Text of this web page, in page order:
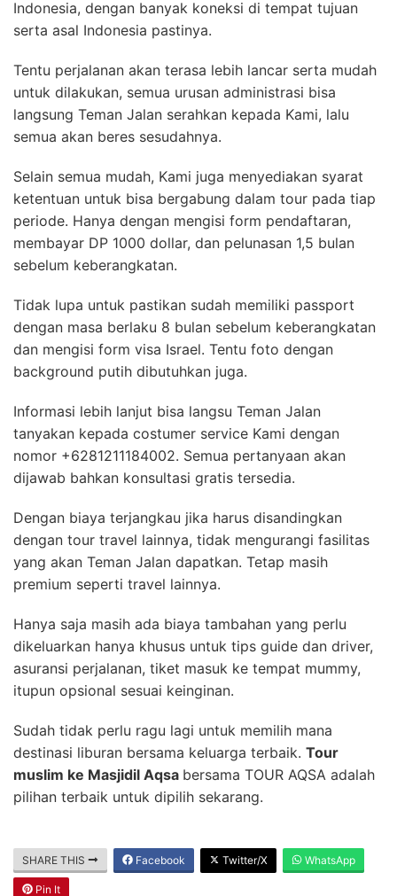
Indonesia, dengan banyak koneksi di tempat tujuan
serta asal Indonesia pastinya.
Tentu perjalanan akan terasa lebih lancar serta mudah
untuk dilakukan, semua urusan administrasi bisa
langsung Teman Jalan serahkan kepada Kami, lalu
semua akan beres sesudahnya.
Selain semua mudah, Kami juga menyediakan syarat
ketentuan untuk bisa bergabung dalam tour pada tiap
periode. Hanya dengan mengisi form pendaftaran,
membayar DP 1000 dollar, dan pelunasan 1,5 bulan
sebelum keberangkatan.
Tidak lupa untuk pastikan sudah memiliki passport
dengan masa berlaku 8 bulan sebelum keberangkatan
dan mengisi form visa Israel. Tentu foto dengan
background putih dibutuhkan juga.
Informasi lebih lanjut bisa langsu Teman Jalan
tanyakan kepada costumer service Kami dengan
nomor +6281211184002. Semua pertanyaan akan
dijawab bahkan konsultasi gratis tersedia.
Dengan biaya terjangkau jika harus disandingkan
dengan tour travel lainnya, tidak mengurangi fasilitas
yang akan Teman Jalan dapatkan. Tetap masih
premium seperti travel lainnya.
Hanya saja masih ada biaya tambahan yang perlu
dikeluarkan hanya khusus untuk tips guide dan driver,
asuransi perjalanan, tiket masuk ke tempat mummy,
itupun opsional sesuai keinginan.
Sudah tidak perlu ragu lagi untuk memilih mana
destinasi liburan bersama keluarga terbaik. Tour
muslim ke Masjidil Aqsa bersama TOUR AQSA adalah
pilihan terbaik untuk dipilih sekarang.
SHARE THIS Facebook Twitter/X WhatsApp
Pin It